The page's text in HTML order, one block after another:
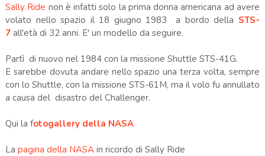
Sally Ride non è infatti solo la prima donna americana ad avere
volato nello spazio il 18 giugno 1983 a bordo della STS-
7all'età di 32 anni. E' un modello da seguire.
Partì di nuovo nel 1984 con la missione Shuttle STS-41G.
E sarebbe dovuta andare nello spazio una terza volta, sempre
con lo Shuttle, con la missione STS-61M, ma il volo fu annullato
a causa del disastro del Challenger.
Qui la fotogallery della NASA
La pagina della NASAin ricordo di Sally Ride